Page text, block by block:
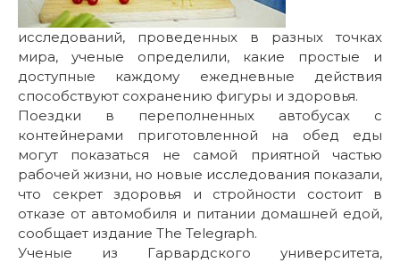
исследований, проведенных в разных точках
мира, ученые определили, какие простые и
доступные каждому ежедневные действия
способствуют сохранению фигуры и здоровья.
Поездки в переполненных автобусах с
контейнерами приготовленной на обед еды
могут показаться не самой приятной частью
рабочей жизни, но новые исследования показали,
что секрет здоровья и стройности состоит в
отказе от автомобиля и питании домашней едой,
сообщает издание The Telegraph.
Ученые из Гарвардского университета,